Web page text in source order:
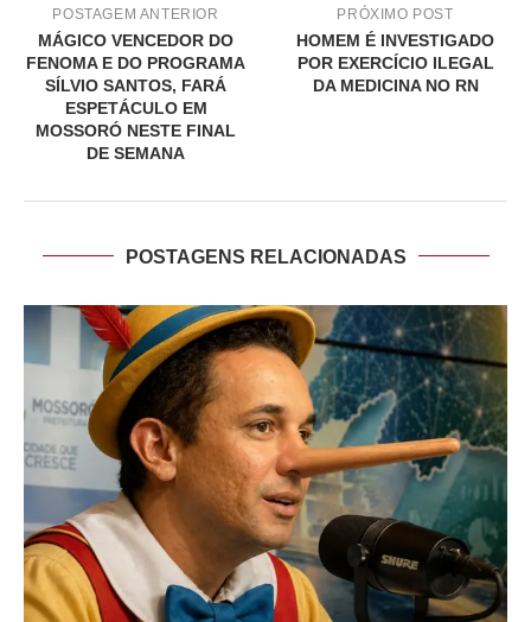
POSTAGEM ANTERIOR
MÁGICO VENCEDOR DO
FENOMA E DO PROGRAMA
SÍLVIO SANTOS, FARÁ
ESPETÁCULO EM
MOSSORÓ NESTE FINAL
DE SEMANA
PRÓXIMO POST
HOMEM É INVESTIGADO
POR EXERCÍCIO ILEGAL
DA MEDICINA NO RN
POSTAGENS RELACIONADAS